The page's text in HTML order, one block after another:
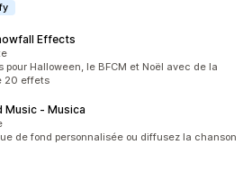
Effects
pour Halloween, le BFCM et Noël avec de la
20 effets
Music ‑ Musica
de fond personnalisée ou diffusez la chanson